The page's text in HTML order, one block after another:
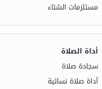
مستلزمات الشتاء
أداة الصلاة
سجادة صلاة
أداة صلاة نسائية